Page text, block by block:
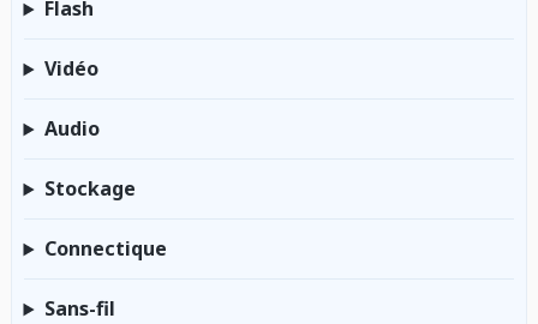
Flash
Vidéo
Audio
Stockage
Connectique
Sans-fil